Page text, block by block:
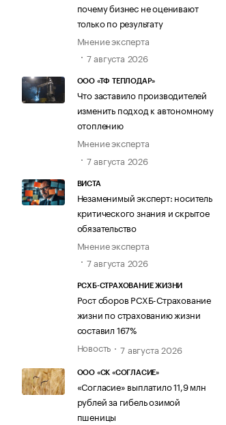
почему бизнес не оценивают
только по результату
Мнение эксперта
7 августа 2026
ООО «ТФ ТЕПЛОДАР»
Что заставило производителей
изменить подход к автономному
отоплению
Мнение эксперта
7 августа 2026
ВИСТА
Незаменимый эксперт: носитель
критического знания и скрытое
обязательство
Мнение эксперта
7 августа 2026
РСХБ-СТРАХОВАНИЕ ЖИЗНИ
Рост сборов РСХБ-Страхование
жизни по страхованию жизни
составил 167%
Новость
7 августа 2026
ООО «СК «СОГЛАСИЕ»
«Согласие» выплатило 11,9 млн
рублей за гибель озимой
пшеницы